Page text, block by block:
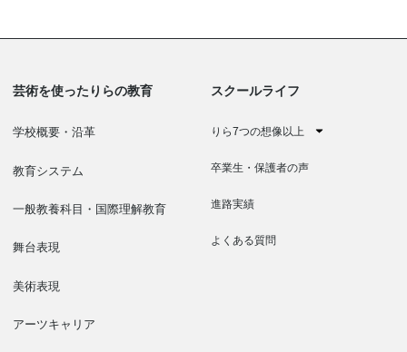
芸術を使ったりらの教育
学校概要・沿革
教育システム
一般教養科目・国際理解教育
舞台表現
美術表現
アーツキャリア
スクールライフ
りら7つの想像以上
卒業生・保護者の声
進路実績
よくある質問